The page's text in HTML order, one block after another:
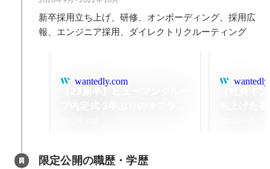
新卒採用立ち上げ、研修、オンボーディング、採用広
報、エンジニア採用、ダイレクトリクルーティング
wantedly.com
限定公開の職歴・学歴